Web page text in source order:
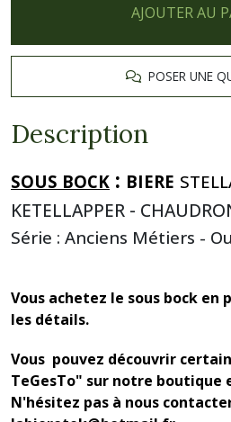
AJOUTER AU
POSER UNE
Description
SOUS BOCK : BIERE
KETELLAPPER -
Série : Anciens Métiers -
Vous achetez le sous bock en
les détails.
Vous pouvez découvrir
TeGesTo" sur notre boutique
N'hésitez pas à nous